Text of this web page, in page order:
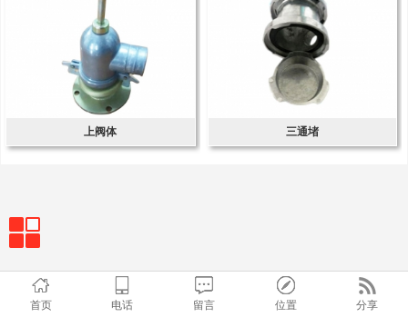
上阀体 三通堵
首页 电话 留言 位置 分享